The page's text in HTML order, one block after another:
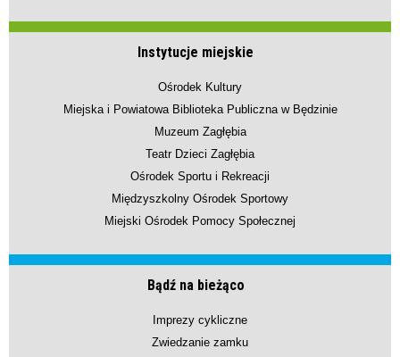
Instytucje miejskie
Ośrodek Kultury
Miejska i Powiatowa Biblioteka Publiczna w Będzinie
Muzeum Zagłębia
Teatr Dzieci Zagłębia
Ośrodek Sportu i Rekreacji
Międzyszkolny Ośrodek Sportowy
Miejski Ośrodek Pomocy Społecznej
Bądź na bieżąco
Imprezy cykliczne
Zwiedzanie zamku